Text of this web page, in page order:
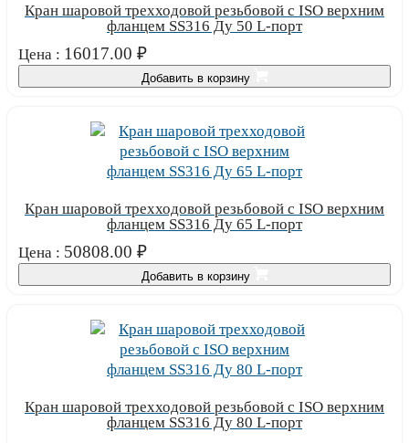
Кран шаровой трехходовой резьбовой с ISO верхним
фланцем SS316 Ду 50 L-порт
Цена : 16017.00 ₽
Добавить в корзину
Кран шаровой трехходовой резьбовой с ISO верхним
фланцем SS316 Ду 65 L-порт
Цена : 50808.00 ₽
Добавить в корзину
Кран шаровой трехходовой резьбовой с ISO верхним
фланцем SS316 Ду 80 L-порт